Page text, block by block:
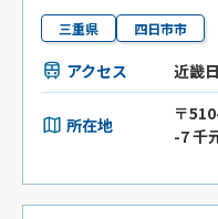
三重県 四日市市
アクセス 近畿
所在地
〒
-7 千